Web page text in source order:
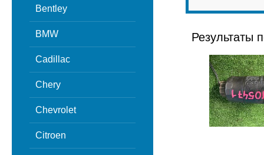
Bentley
BMW
Cadillac
Chery
Chevrolet
Citroen
Результаты